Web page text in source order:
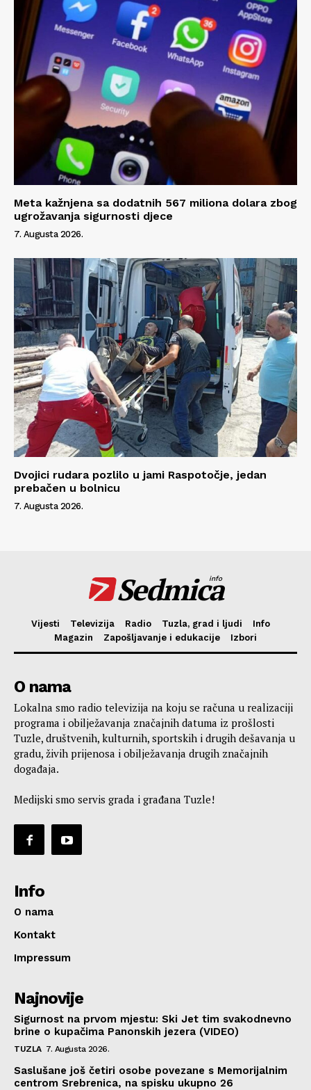
Meta kažnjena sa dodatnih 567 miliona dolara zbog
ugrožavanja sigurnosti djece
7. Augusta 2026.
Dvojici rudara pozlilo u jami Raspotočje, jedan
prebačen u bolnicu
7. Augusta 2026.
Sedmica
info
Vijesti Televizija Radio Tuzla, grad i ljudi
Info
Magazin
Zapošljavanje i edukacije Izbori
O nama
Lokalna smo radio televizija na koju se računa u realizaciji
programa i obilježavanja značajnih datuma iz prošlosti
Tuzle, društvenih, kulturnih, sportskih i drugih dešavanja u
gradu, živih prijenosa i obilježavanja drugih značajnih
događaja.
Medijski smo servis grada i građana Tuzle!
Info
O nama
Kontakt
Impressum
Najnovije
Sigurnost na prvom mjestu: Ski Jet tim svakodnevno
brine o kupačima Panonskih jezera (VIDEO)
TUZLA 7. Augusta 2026.
Saslušane još četiri osobe povezane s Memorijalnim
centrom Srebrenica, na spisku ukupno 26